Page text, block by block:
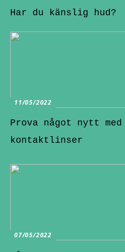
Har du känslig hud?
11/05/2022
Prova något nytt
kontaktlinser
07/05/2022